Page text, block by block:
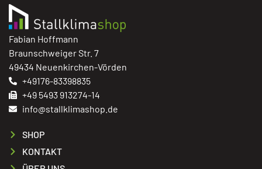
Fabian Hoffmann
Braunschweiger Str. 7
49434 Neuenkirchen-Vörden
+49176-83398835
+49 5493 913274-14
info@stallklimashop.de
SHOP
KONTAKT